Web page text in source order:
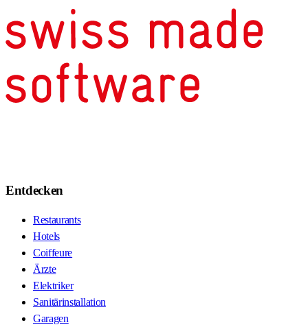
Entdecken
Restaurants
Hotels
Coiffeure
Ärzte
Elektriker
Sanitärinstallation
Garagen